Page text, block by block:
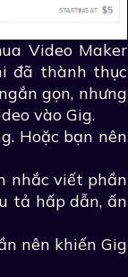
Video Maker
đã thành thục
gọn, nhưng
vào Gig.
Hoặc bạn nên
nhắc viết phần
tả hấp dẫn, ấn
nên khiến Gig